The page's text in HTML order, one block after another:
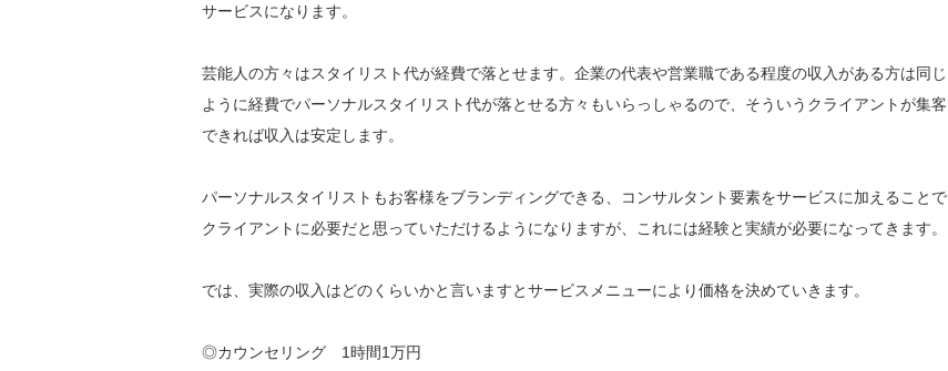
サービスになります。
芸能人の方々はスタイリスト代が経費で落とせます。企業の代表や営業職である程度の収入がある方は同じ
ように経費でパーソナルスタイリスト代が落とせる方々もいらっしゃるので、そういうクライアントが集客
できれば収入は安定します。
パーソナルスタイリストもお客様をブランディングできる、コンサルタント要素をサービスに加えることで
クライアントに必要だと思っていただけるようになりますが、これには経験と実績が必要になってきます。
では、実際の収入はどのくらいかと言いますとサービスメニューにより価格を決めていきます。
◎カウンセリング 1時間1万円